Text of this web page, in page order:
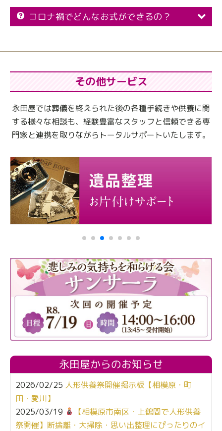
コロナ禍でどんなお式ができるの？
その他サービス
永田屋では葬儀を終えられた後の各種手続きや供養に関
する様々な相談も、 経験豊富なスタッフと信頼できる専
門家と連携を取りながらトータルサポートいたします。
永田屋からのお知らせ
2026/02/25 人形供養祭開催掲示板【相模原・町
田・愛川】
2025/03/19
【相模原市南区・上鶴間で人形供養
祭開催】断捨離・大掃除・思い出整理にぴったりのイ